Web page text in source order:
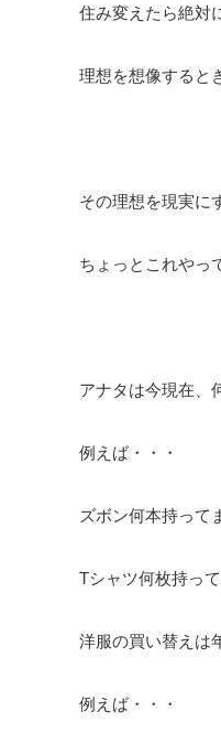
住み変えたら絶対
理想を想像すると
その理想を現実に
ちょっとこれやっ
アナタは今現在、
例えば・・・
ズボン何本持って
Tシャツ何枚持っ
洋服の買い替えは
例えば・・・